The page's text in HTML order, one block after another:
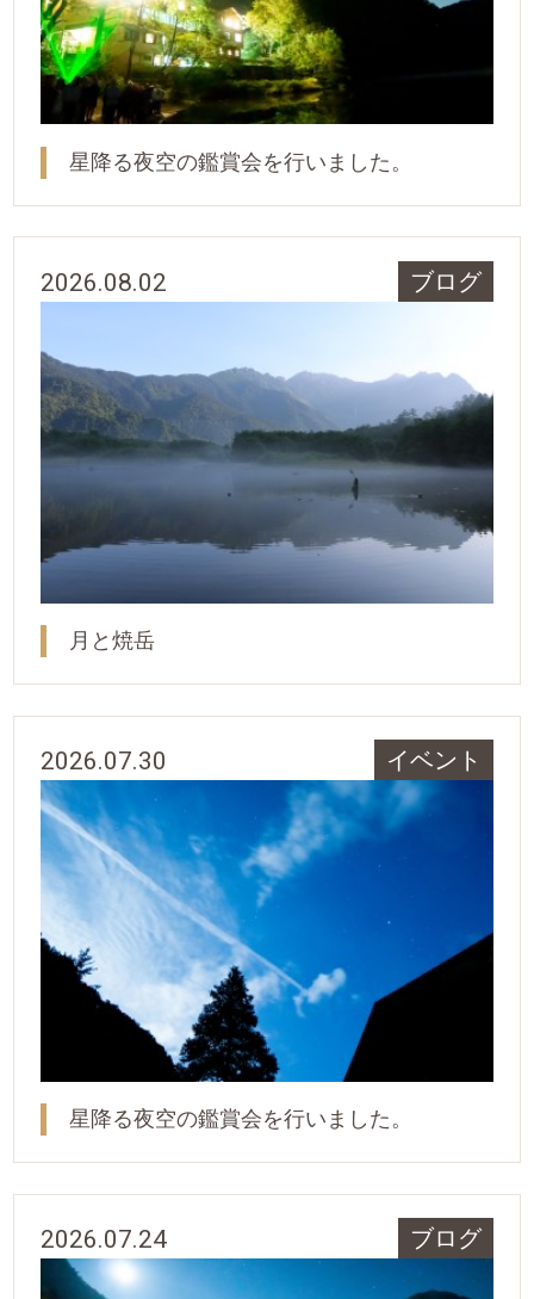
星降る夜空の鑑賞会を行いました。
2026.08.02 ブログ
月と焼岳
2026.07.30 イベント
星降る夜空の鑑賞会を行いました。
2026.07.24 ブログ